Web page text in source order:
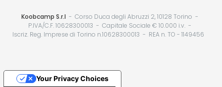
Koobcamp S.r.l
Corso Duca degli Abruzzi 2, 10128 Torino
P.IVA/C.F. 10628300013
Capitale Sociale € 10.000 i.v.
Iscriz. Reg. Imprese di Torino n.10628300013
REA n. TO - 1149456
Your Privacy Choices